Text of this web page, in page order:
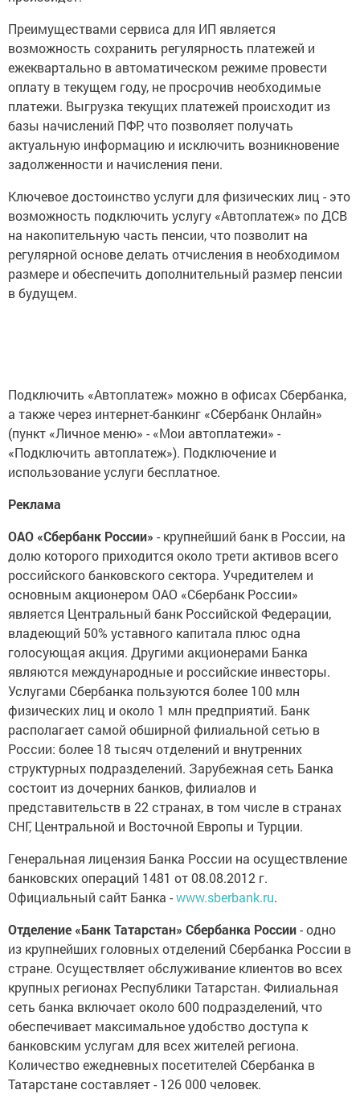
Преимуществами сервиса для ИП является
возможность сохранить регулярность платежей и
ежеквартально в автоматическом режиме провести
оплату в текущем году, не просрочив необходимые
платежи. Выгрузка текущих платежей происходит из
базы начислений ПФР, что позволяет получать
актуальную информацию и исключить возникновение
задолженности и начисления пени.
Ключевое достоинство услуги для физических лиц - это
возможность подключить услугу «Автоплатеж» по ДСВ
на накопительную часть пенсии, что позволит на
регулярной основе делать отчисления в необходимом
размере и обеспечить дополнительный размер пенсии
в будущем.
Подключить «Автоплатеж» можно в офисах Сбербанка,
а также через интернет-банкинг «Сбербанк Онлайн»
(пункт «Личное меню» - «Мои автоплатежи» -
«Подключить автоплатеж»). Подключение и
использование услуги бесплатное.
Реклама
ОАО «Сбербанк России» - крупнейший банк в России, на
долю которого приходится около трети активов всего
российского банковского сектора. Учредителем и
основным акционером ОАО «Сбербанк России»
является Центральный банк Российской Федерации,
владеющий 50% уставного капитала плюс одна
голосующая акция. Другими акционерами Банка
являются международные и российские инвесторы.
Услугами Сбербанка пользуются более 100 млн
физических лиц и около 1 млн предприятий. Банк
располагает самой обширной филиальной сетью в
России: более 18 тысяч отделений и внутренних
структурных подразделений. Зарубежная сеть Банка
состоит из дочерних банков, филиалов и
представительств в 22 странах, в том числе в странах
СНГ, Центральной и Восточной Европы и Турции.
Генеральная лицензия Банка России на осуществление
банковских операций 1481 от 08.08.2012 г.
Официальный сайт Банка -www.sberbank.ru.
Отделение «Банк Татарстан» Сбербанка России- одно
из крупнейших головных отделений Сбербанка России в
стране. Осуществляет обслуживание клиентов во всех
крупных регионах Республики Татарстан. Филиальная
сеть банка включает около 600 подразделений, что
обеспечивает максимальное удобство доступа к
банковским услугам для всех жителей региона.
Количество ежедневных посетителей Сбербанка в
Татарстане составляет - 126 000 человек.